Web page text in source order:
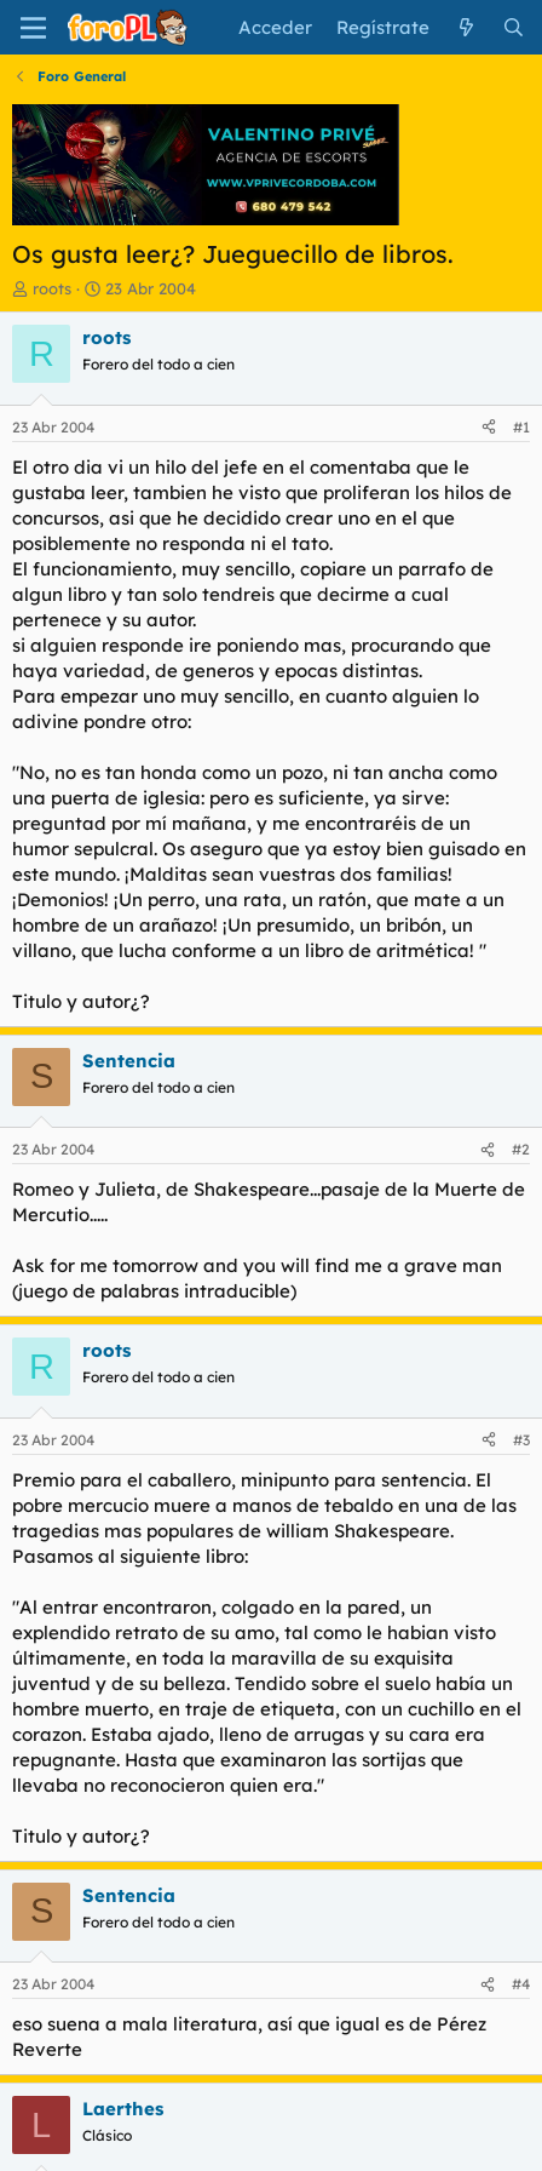
Acceder Regístrate
Foro General
Os gusta leer¿? Jueguecillo de libros.
I
n
i
c
a
d
o
r
e
l
t
e
m
a
roots
F
e
c
a
i
n
c
o
23 Abr 2004
R roots
Forero del todo a cien
23 Abr 2004 #1
El otro dia vi un hilo del jefe en el comentaba que le
gustaba leer, tambien he visto que proliferan los hilos de
concursos, asi que he decidido crear uno en el que
posiblemente no responda ni el tato.
El funcionamiento, muy sencillo, copiare un parrafo de
algun libro y tan solo tendreis que decirme a cual
pertenece y su autor.
si alguien responde ire poniendo mas, procurando que
haya variedad, de generos y epocas distintas.
Para empezar uno muy sencillo, en cuanto alguien lo
adivine pondre otro:
"No, no es tan honda como un pozo, ni tan ancha como
una puerta de iglesia: pero es suficiente, ya sirve:
preguntad por mí mañana, y me encontraréis de un
humor sepulcral. Os aseguro que ya estoy bien guisado en
este mundo. ¡Malditas sean vuestras dos familias!
¡Demonios! ¡Un perro, una rata, un ratón, que mate a un
hombre de un arañazo! ¡Un presumido, un bribón, un
villano, que lucha conforme a un libro de aritmética! "
Titulo y autor¿?
S Sentencia
Forero del todo a cien
23 Abr 2004 #2
Romeo y Julieta, de Shakespeare...pasaje de la Muerte de
Mercutio.....
Ask for me tomorrow and you will find me a grave man
(juego de palabras intraducible)
R roots
Forero del todo a cien
23 Abr 2004 #3
Premio para el caballero, minipunto para sentencia. El
pobre mercucio muere a manos de tebaldo en una de las
tragedias mas populares de william Shakespeare.
Pasamos al siguiente libro:
"Al entrar encontraron, colgado en la pared, un
explendido retrato de su amo, tal como le habian visto
últimamente, en toda la maravilla de su exquisita
juventud y de su belleza. Tendido sobre el suelo había un
hombre muerto, en traje de etiqueta, con un cuchillo en el
corazon. Estaba ajado, lleno de arrugas y su cara era
repugnante. Hasta que examinaron las sortijas que
llevaba no reconocieron quien era."
Titulo y autor¿?
S Sentencia
Forero del todo a cien
23 Abr 2004 #4
eso suena a mala literatura, así que igual es de Pérez
Reverte
L Laerthes
Clásico